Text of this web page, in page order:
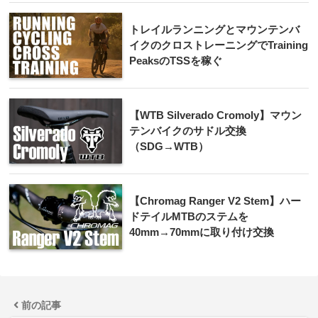
トレイルランニングとマウンテンバ
イクのクロストレーニングでTraining
PeaksのTSSを稼ぐ
【WTB Silverado Cromoly】マウン
テンバイクのサドル交換
（SDG→WTB）
【Chromag Ranger V2 Stem】ハー
ドテイルMTBのステムを
40mm→70mmに取り付け交換
前の記事